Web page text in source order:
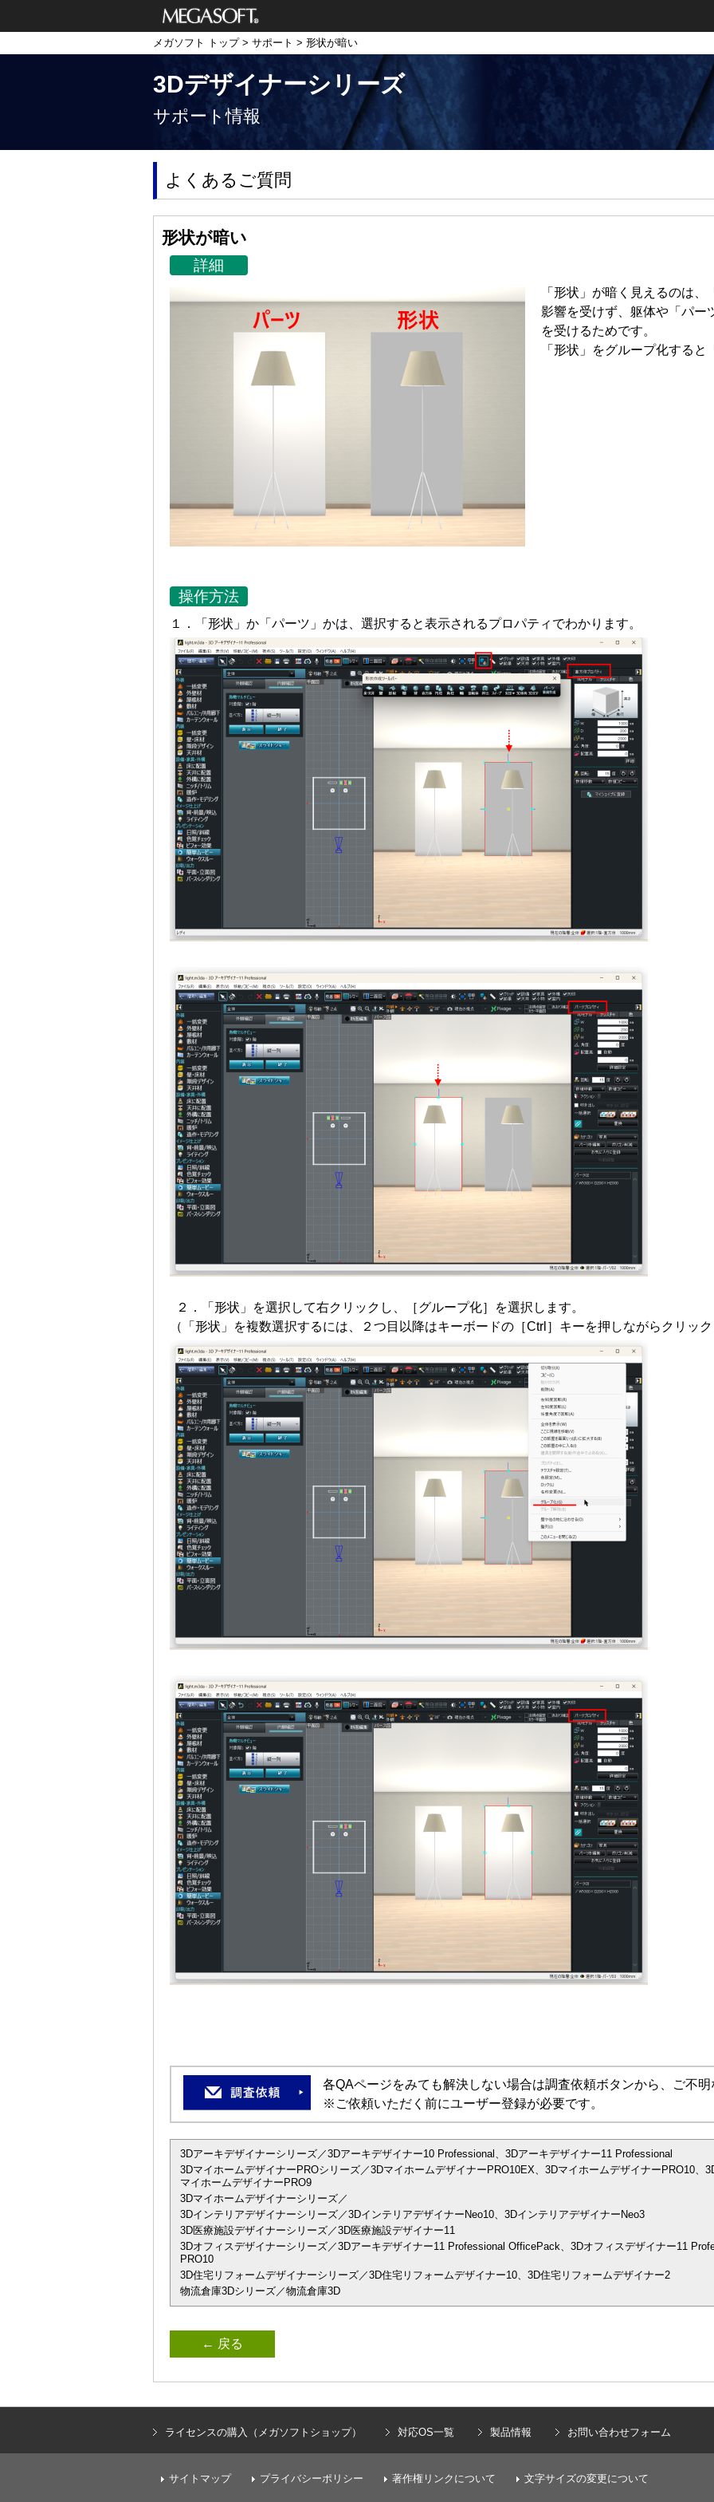
メガソフト株式
会社
メガソフト トップ> サポート > 形状が暗い
3Dデザイナーシリーズ
サポート情報
よくあるご質問
形状が暗い
詳細
「形状」が暗く見えるのは
影響を受けず、躯体や「パー
を受けるためです。
「形状」をグループ化すると
操作方法
１．「形状」か「パーツ」かは、選択すると表示されるプロパティでわかります。
２．「形状」を選択して右クリックし、［グループ化］を選択します。
（「形状」を複数選択するには、２つ目以降はキーボードの［Ctrl］キーを押しながらクリック
各QAページをみても解決しない場合は調査依頼ボタンから、ご不明
※ご依頼いただく前にユーザー登録が必要です。
3Dアーキデザイナーシリーズ／3Dアーキデザイナー10 Professional、3Dアーキデザイナー11 Professional
3DマイホームデザイナーPROシリーズ／3DマイホームデザイナーPRO10EX、3DマイホームデザイナーPRO10、
マイホームデザイナーPRO9
3Dマイホームデザイナーシリーズ／
3Dインテリアデザイナーシリーズ／3DインテリアデザイナーNeo10、3DインテリアデザイナーNeo3
3D医療施設デザイナーシリーズ／3D医療施設デザイナー11
3Dオフィスデザイナーシリーズ／3Dアーキデザイナー11 Professional OfficePack、3Dオフィスデザイナー11
PRO10
3D住宅リフォームデザイナーシリーズ／3D住宅リフォームデザイナー10、3D住宅リフォームデザイナー2
物流倉庫3Dシリーズ／物流倉庫3D
← 戻る
ライセンスの購入（メガソフトショップ） 対応OS一覧 製品情報 お問い合わせフォーム
サイトマップ プライバシーポリシー 著作権リンクについて 文字サイズの変更について